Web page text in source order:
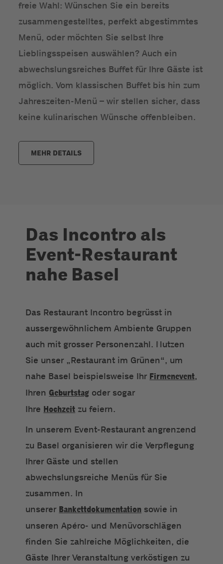
freie Wahl: Wünschen Sie ein bereits
zusammengestelltes, perfekt abgestimmtes
Menü, oder möchten Sie selbst Ihre
Lieblingsspeisen auswählen? Auch ein
abwechslungsreiches Buffet für Ihre Gäste ist
möglich. Vom klassischen Buffet bis hin zum
Jahreszeiten-Menü – wir stellen sicher, dass
keine kulinarischen Wünsche offenbleiben.
MEHR DETAILS
Das Incontro als
Event-Restaurant
nahe Basel
Das Restaurant Incontro begrüsst in
aussergewöhnlichem Ambiente Gruppen
auch mit grosser Personenzahl. Nutzen
Sie unser „Restaurant im Grünen“, um
nahe Basel beispielsweise Ihr Firmenevent,
Ihren Geburtstag oder sogar
Ihre Hochzeit zu feiern.
In unserem Event-Restaurant angrenzend
zu Basel organisieren wir die Verpflegung
Ihrer Gäste und stellen
abwechslungsreiche Menüs für Sie
zusammen. In
unserer Bankettdokumentation sowie in
unseren Apéro- und Menüvorschlägen
finden Sie zahlreiche Möglichkeiten, die
Gäste Ihrer Veranstaltung verköstigen zu